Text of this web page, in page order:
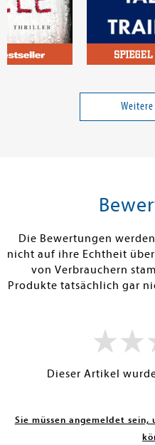
Erfolg =
Mindset
Die Bewertungen
nicht auf ihre Echtheit
von Verbrauchern
Produkte tatsächlich gar
Dieser Artikel
Sie müssen angemeldet